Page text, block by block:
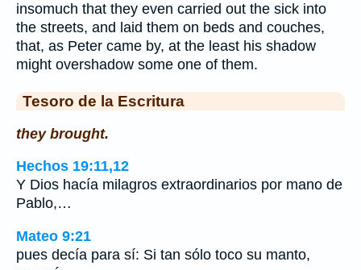
insomuch that they even carried out the sick into
the streets, and laid them on beds and couches,
that, as Peter came by, at the least his shadow
might overshadow some one of them.
Tesoro de la Escritura
they brought.
Hechos 19:11,12
Y Dios hacía milagros extraordinarios por mano de
Pablo,…
Mateo 9:21
pues decía para sí: Si tan sólo toco su manto,